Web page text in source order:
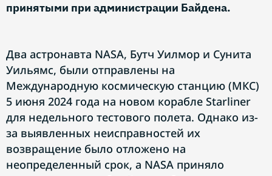
принятыми при администрации Байдена.
Два астронавта NASA, Бутч Уилмор и Сунита
Уильямс, были отправлены на
Международную космическую станцию (МКС)
5 июня 2024 года на новом корабле Starliner
для недельного тестового полета. Однако из-
за выявленных неисправностей их
возвращение было отложено на
неопределенный срок, а NASA приняло